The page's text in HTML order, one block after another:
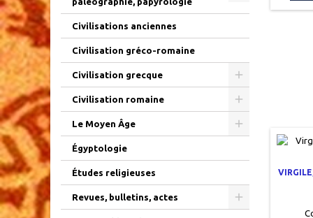
Civilisations anciennes
Civilisation gréco-romaine
Civilisation grecque
Civilisation romaine
Le Moyen Âge
Égyptologie
Études religieuses
Revues, bulletins, actes